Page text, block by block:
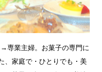
専業主婦。お菓子の専門に
、家庭で・ひとりでも・美